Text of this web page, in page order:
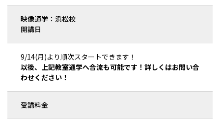
映像通学：浜松校
開講日
9/14(月)より順次スタートできます！
以後、上記教室通学へ合流も可能です！詳しくはお問い合
わせください！
受講料金